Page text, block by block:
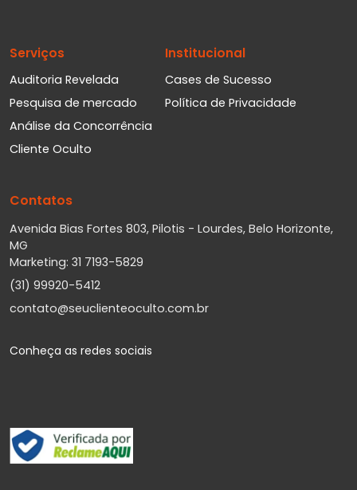
Serviços
Auditoria Revelada
Pesquisa de mercado
Análise da Concorrência
Cliente Oculto
Institucional
Cases de Sucesso
Política de Privacidade
Contatos
Avenida Bias Fortes 803, Pilotis - Lourdes, Belo Horizonte,
MG
Marketing: 31 7193-5829
(31) 99920-5412
contato@seuclienteoculto.com.br
Conheça as redes sociais